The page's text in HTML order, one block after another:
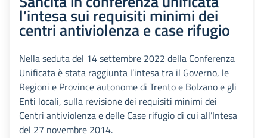
l’intesa sui requisiti minimi dei
centri antiviolenza e case rifugio
Nella seduta del 14 settembre 2022 della Conferenza
Unificata è stata raggiunta l’intesa tra il Governo, le
Regioni e Province autonome di Trento e Bolzano e gli
Enti locali, sulla revisione dei requisiti minimi dei
Centri antiviolenza e delle Case rifugio di cui all’Intesa
del 27 novembre 2014.